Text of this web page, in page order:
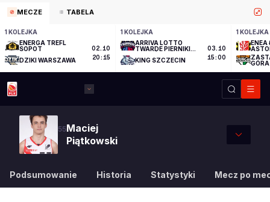
MECZE TABELA
1 KOLEJKA
ENERGA TREFL
SOPOT
DZIKI WARSZAWA
02.10
20:15
1 KOLEJKA
ARRIVA LOTTO
TWARDE PIERNIKI
KING SZCZECIN
03.10
15:00
1 KOLEJKA
ENEA
GÓRA
55Maciej
Piątkowski
Podsumowanie Historia Statystyki Mecz po